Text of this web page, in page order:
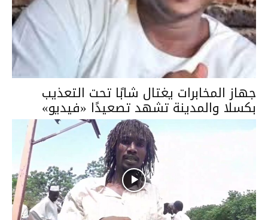
جهاز المخابرات يغتال شابًا تحت التعذيب
بكسلا والمدينة تشهد تصعيدًا «فيديو»